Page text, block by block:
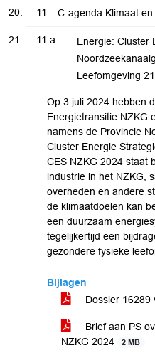
11 C-agenda Klimaat
11.a
Energie: Cluster
Leefomgeving
Op 3 juli 2024 hebben
Energietransitie NZKG
namens de Provincie
Cluster Energie
CES NZKG 2024 staat
industrie in het NZKG,
overheden en andere
de klimaatdoelen kan
een duurzaam
tegelijkertijd een
gezondere fysieke
Bijlagen
Dossier 16289
Brief aan PS
NZKG 2024
2 MB